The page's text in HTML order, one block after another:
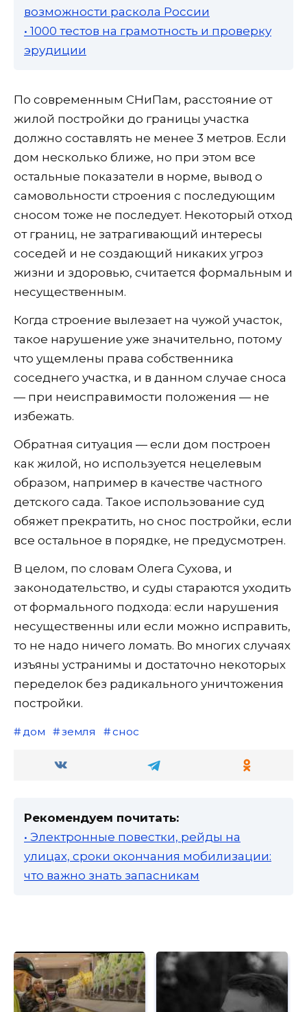
возможности раскола России
• 1000 тестов на грамотность и проверку
эрудиции
По современным СНиПам, расстояние от
жилой постройки до границы участка
должно составлять не менее 3 метров. Если
дом несколько ближе, но при этом все
остальные показатели в норме, вывод о
самовольности строения с последующим
сносом тоже не последует. Некоторый отход
от границ, не затрагивающий интересы
соседей и не создающий никаких угроз
жизни и здоровью, считается формальным и
несущественным.
Когда строение вылезает на чужой участок,
такое нарушение уже значительно, потому
что ущемлены права собственника
соседнего участка, и в данном случае сноса
— при неисправимости положения — не
избежать.
Обратная ситуация — если дом построен
как жилой, но используется нецелевым
образом, например в качестве частного
детского сада. Такое использование суд
обяжет прекратить, но снос постройки, если
все остальное в порядке, не предусмотрен.
В целом, по словам Олега Сухова, и
законодательство, и суды стараются уходить
от формального подхода: если нарушения
несущественны или если можно исправить,
то не надо ничего ломать. Во многих случаях
изъяны устранимы и достаточно некоторых
переделок без радикального уничтожения
постройки.
дом земля снос
Рекомендуем почитать:
• Электронные повестки, рейды на
улицах, сроки окончания мобилизации:
что важно знать запасникам